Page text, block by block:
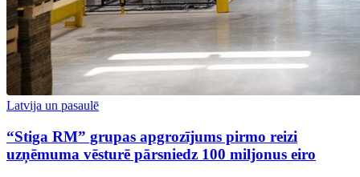
Latvija un pasaulē
“Stiga RM” grupas apgrozījums pirmo reizi
uzņēmuma vēsturē pārsniedz 100 miljonus eiro